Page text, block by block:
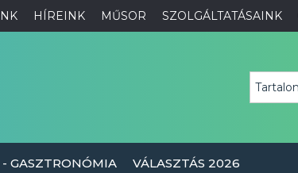
HÍREINK MŰSOR SZOLGÁLTATÁSAINK
GASZTRONÓMIA VÁLASZTÁS 2026